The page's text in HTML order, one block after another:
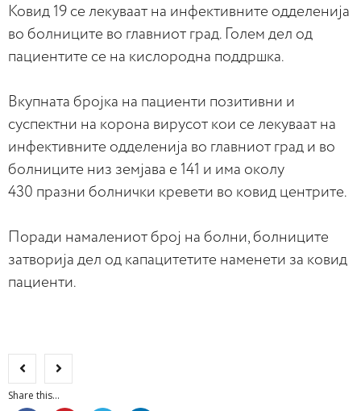
Ковид 19 се лекуваат на инфективните одделенија
во болниците во главниот град. Голем дел од
пациентите се на кислородна поддршка.
Вкупната бројка на пациенти позитивни и
суспектни на корона вирусот кои се лекуваат на
инфективните одделенија во главниот град и во
болниците низ земјава е 141 и има околу
430 празни болнички кревети во ковид центрите.
Поради намалениот број на болни, болниците
затворија дел од капацитетите наменети за ковид
пациенти.
Share this...